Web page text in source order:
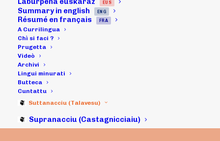
EUS
Summary in english ENG
Résumé en français FRA
A Currilingua
Chì si faci ?
Prugetta
Videò
Archivi
Lingui minurati
Butteca
Cuntattu
Suttanacciu (Talavesu)
Supranacciu (Castagnicciaiu)
2008 : "Stonda
corsa" in
Patrimoniu.
Resucontu
27/01/2008 | INARCHIVI